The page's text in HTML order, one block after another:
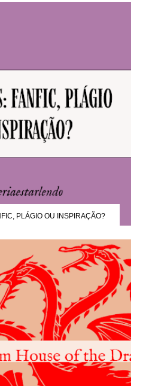
PLÁGIO OU INSPIRAÇÃO?